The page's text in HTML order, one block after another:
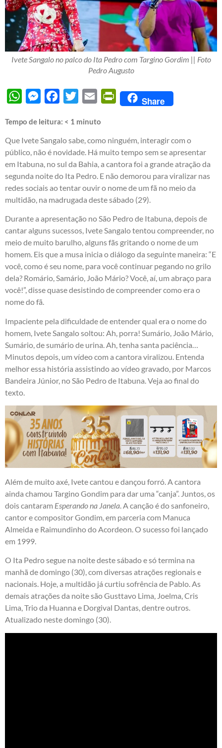
Ivete Sangalo no palco do Ita Pedro com Targino Gordim || Foto
Pedro Augusto
WhatsAppMessengerFacebook
Twitter Email PrintFriendly
Share
Tempo de leitura: < 1 minuto
Que Ivete Sangalo sabe, como ninguém, interagir com o
público, não é novidade. Há muito tempo sem se apresentar
em Itabuna, no sul da Bahia, a cantora foi a grande atração da
segunda noite do Ita Pedro. E não demorou para viralizar nas
redes sociais ao tentar ouvir o nome de um fã no meio da
multidão, na madrugada deste sábado (29).
Durante a apresentação no São Pedro de Itabuna, depois de
cantar alguns sucessos, Ivete Sangalo tentou compreender, no
meio de muito barulho, alguns fãs gritando o nome de um
homem. Eis que a musa inicia o diálogo da seguinte maneira: “E
você, como é seu nome, para você continuar pegando no grilo
dela? Romário, Samário, João Mário? Você, aí, um abraço para
você!”, disse quase desistindo de compreender como era o
nome do fã.
Impaciente pela dificuldade de entender qual era o nome do
homem, Ivete Sangalo soltou: Ah, porra! Sumário, João Mário,
Sumário, de sumário de urina. Ah, tenha santa paciência…
Minutos depois, um vídeo com a cantora viralizou. Entenda
melhor essa história assistindo ao vídeo gravado, por Marcos
Bandeira Júnior, no São Pedro de Itabuna. Veja ao final do
texto.
Além de muito axé, Ivete cantou e dançou forró. A cantora
ainda chamou Targino Gondim para dar uma “canja”. Juntos, os
dois cantaram Esperando na Janela. A canção é do sanfoneiro,
cantor e compositor Gondim, em parceria com Manuca
Almeida e Raimundinho do Acordeon. O sucesso foi lançado
em 1999.
O Ita Pedro segue na noite deste sábado e só termina na
manhã de domingo (30), com diversas atrações regionais e
nacionais. Hoje, a multidão já curtiu sofrência de Pablo. As
demais atrações da noite são Gusttavo Lima, Joelma, Cris
Lima, Trio da Huanna e Dorgival Dantas, dentre outros.
Atualizado neste domingo (30).